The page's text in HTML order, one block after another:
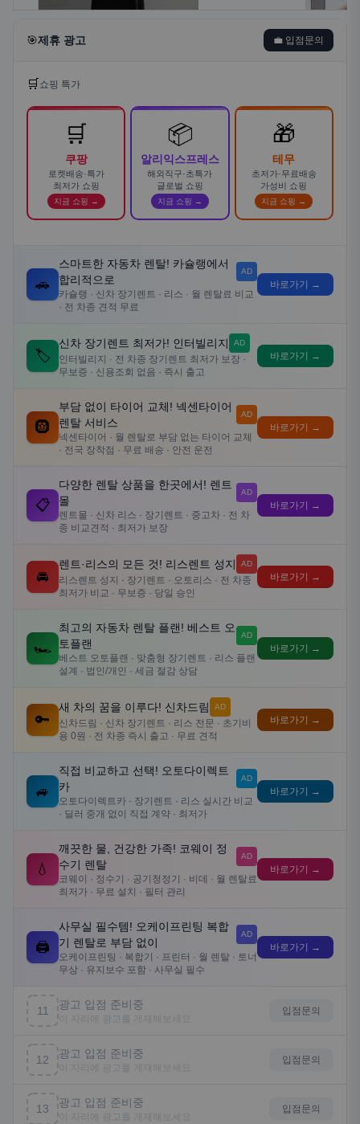
🎯제휴 광고 💼 입점문의
🛒 쇼핑 특가
🛒
쿠팡
로켓배송·특가
최저가 쇼핑
지금 쇼핑 →
📦
알리익스프레스
해외직구·초특가
글로벌 쇼핑
지금 쇼핑 →
🎁
테무
초저가·무료배송
가성비 쇼핑
지금 쇼핑 →
🚗
스마트한 자동차 렌탈! 카슐랭에서
합리적으로
AD
카슐랭 · 신차 장기렌트 · 리스 · 월 렌탈료 비교
· 전 차종 견적 무료
바로가기 →
🏷️
신차 장기렌트 최저가! 인터빌리지 AD
인터빌리지 · 전 차종 장기렌트 최저가 보장 ·
무보증 · 신용조회 없음 · 즉시 출고
바로가기 →
🛞
부담 없이 타이어 교체! 넥센타이어
렌탈 서비스
AD
넥센타이어 · 월 렌탈로 부담 없는 타이어 교체
· 전국 장착점 · 무료 배송 · 안전 운전
바로가기 →
📋
다양한 렌탈 상품을 한곳에서! 렌트
몰
AD
렌트몰 · 신차 리스 · 장기렌트 · 중고차 · 전 차
종 비교견적 · 최저가 보장
바로가기 →
🚘
렌트·리스의 모든 것! 리스렌트 성지 AD
리스렌트 성지 · 장기렌트 · 오토리스 · 전 차종
최저가 비교 · 무보증 · 당일 승인
바로가기 →
🏎️
최고의 자동차 렌탈 플랜! 베스트 오
토플랜
AD
베스트 오토플랜 · 맞춤형 장기렌트 · 리스 플랜
설계 · 법인/개인 · 세금 절감 상담
바로가기 →
🔑
새 차의 꿈을 이루다! 신차드림 AD
신차드림 · 신차 장기렌트 · 리스 전문 · 초기비
용 0원 · 전 차종 즉시 출고 · 무료 견적
바로가기 →
🚙
직접 비교하고 선택! 오토다이렉트
카
AD
오토다이렉트카 · 장기렌트 · 리스 실시간 비교
· 딜러 중개 없이 직접 계약 · 최저가
바로가기 →
💧
깨끗한 물, 건강한 가족! 코웨이 정
수기 렌탈
AD
코웨이 · 정수기 · 공기청정기 · 비데 · 월 렌탈료
최저가 · 무료 설치 · 필터 관리
바로가기 →
🖨️
사무실 필수템! 오케이프린팅 복합
기 렌탈로 부담 없이
AD
오케이프린팅 · 복합기 · 프린터 · 월 렌탈 · 토너
무상 · 유지보수 포함 · 사무실 필수
바로가기 →
11 광고 입점 준비중
이 자리에 광고를 게재해보세요
입점문의
12 광고 입점 준비중
이 자리에 광고를 게재해보세요
입점문의
13 광고 입점 준비중
이 자리에 광고를 게재해보세요
입점문의